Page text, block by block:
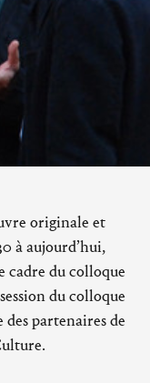
originale et
à aujourd’hui,
cadre du colloque
du colloque
partenaires de